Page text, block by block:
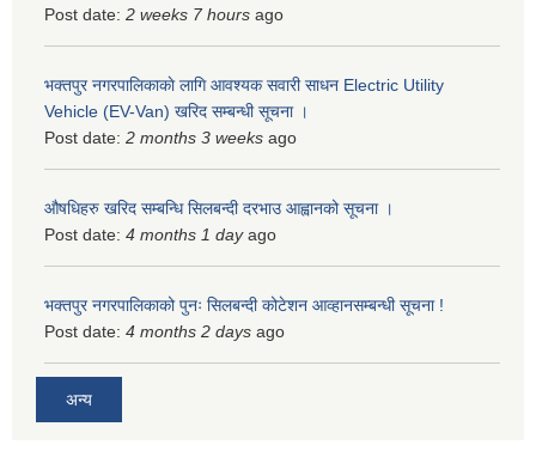
Post date: 2 weeks 7 hours ago
भक्तपुर नगरपालिकाकाे लागि आवश्यक सवारी साधन Electric Utility
Vehicle (EV-Van) खरिद सम्बन्धी सूचना ।
Post date: 2 months 3 weeks ago
औषधिहरु खरिद सम्बन्धि सिलबन्दी दरभाउ आह्वानको सूचना ।
Post date: 4 months 1 dayago
भक्तपुर नगरपालिकाको पुनः सिलबन्दी कोटेशन आव्हानसम्बन्धी सूचना !
Post date: 4 months 2 days ago
अन्य